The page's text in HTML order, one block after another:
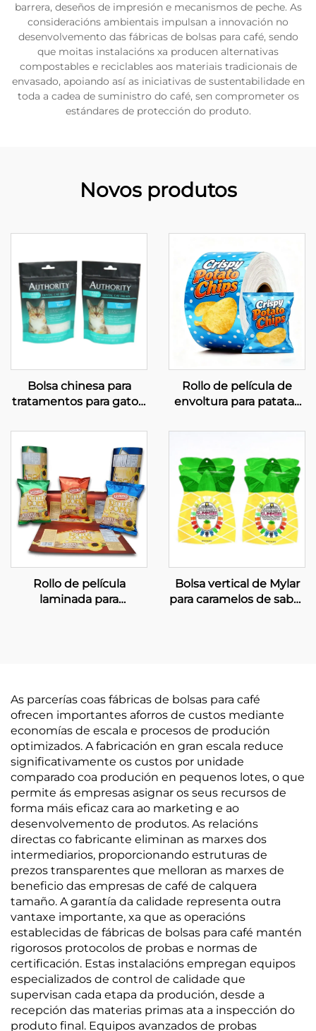
barrera, deseños de impresión e mecanismos de peche. As
consideracións ambientais impulsan a innovación no
desenvolvemento das fábricas de bolsas para café, sendo
que moitas instalacións xa producen alternativas
compostables e reciclables aos materiais tradicionais de
envasado, apoiando así as iniciativas de sustentabilidade en
toda a cadea de suministro do café, sen comprometer os
estándares de protección do produto.
Novos produtos
Bolsa chinesa para
tratamentos para gatos,
resealable
Rollo de película de
envoltura para patatas
Rollo de película
laminada para
Bolsa vertical de Mylar
para caramelos de sabor
As parcerías coas fábricas de bolsas para café
ofrecen importantes aforros de custos mediante
economías de escala e procesos de produción
optimizados. A fabricación en gran escala reduce
significativamente os custos por unidade
comparado coa produción en pequenos lotes, o que
permite ás empresas asignar os seus recursos de
forma máis eficaz cara ao marketing e ao
desenvolvemento de produtos. As relacións
directas co fabricante eliminan as marxes dos
intermediarios, proporcionando estruturas de
prezos transparentes que melloran as marxes de
beneficio das empresas de café de calquera
tamaño. A garantía da calidade representa outra
vantaxe importante, xa que as operacións
establecidas de fábricas de bolsas para café mantén
rigorosos protocolos de probas e normas de
certificación. Estas instalacións empregan equipos
especializados de control de calidade que
supervisan cada etapa da produción, desde a
recepción das materias primas ata a inspección do
produto final. Equipos avanzados de probas